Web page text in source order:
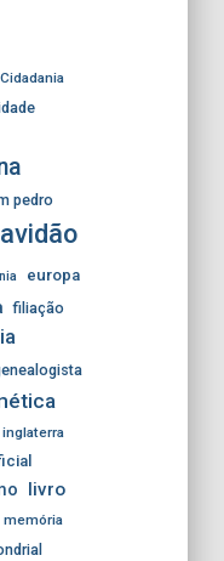
Cidadania
pedro
europa
filiação
inglaterra
livro
memória